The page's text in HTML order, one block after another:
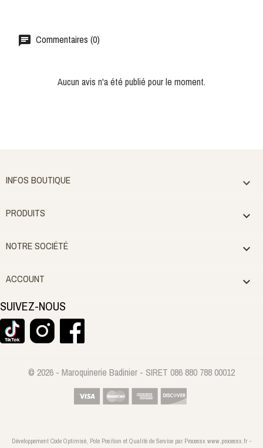
Commentaires (0)
Aucun avis n'a été publié pour le moment.
INFOS BOUTIQUE 
PRODUITS 
NOTRE SOCIÉTÉ 
ACCOUNT 
SUIVEZ-NOUS
© 2026 - Maroquinerie Badinier - SIRET 086 880 788 00012
Développement Code Optimisé, Pole Position et Qualité de Service par Processx www.processx.fr -